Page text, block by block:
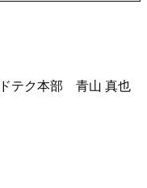
テク本部 青山 真也